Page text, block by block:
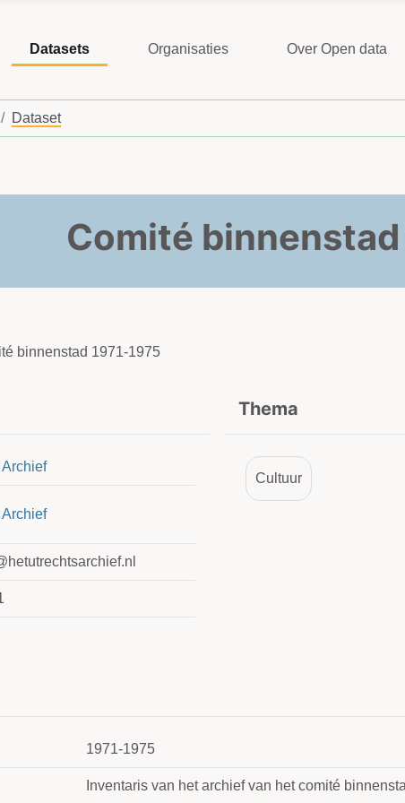
Datasets Organisaties Over Open data
Dataset
Comité
binnenstad 1971-1975
Archief
Archief
Thema
Cultuur
1971-1975
Inventaris van het archief van het comité